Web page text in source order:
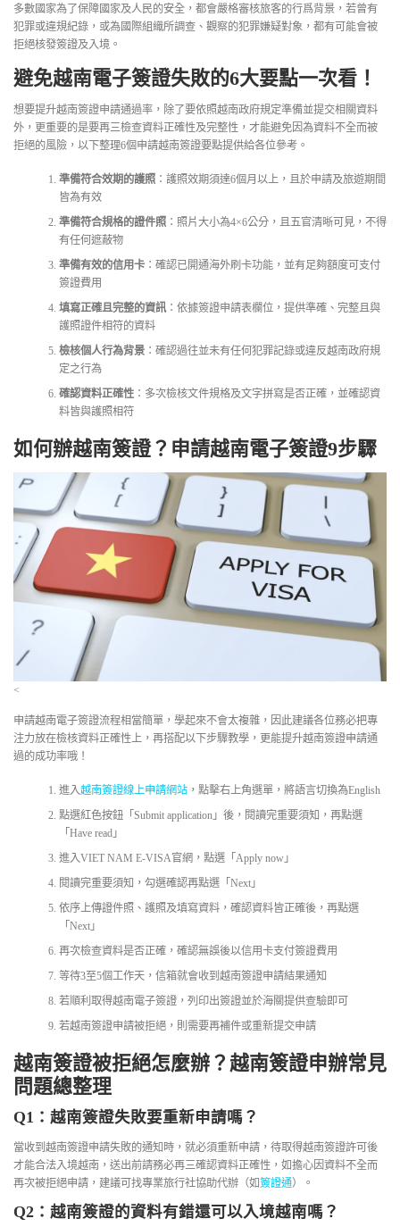
多數國家為了保障國家及人民的安全，都會嚴格審核旅客的行爲背景，若曾有
犯罪或違規紀錄，或為國際組織所調查、觀察的犯罪嫌疑對象，都有可能會被
拒絕核發簽證及入境。
避免越南電子簽證失敗的6大要點一次看！
想要提升越南簽證申請通過率，除了要依照越南政府規定準備並提交相關資料
外，更重要的是要再三檢查資料正確性及完整性，才能避免因為資料不全而被
拒絕的風險，以下整理6個申請越南簽證要點提供給各位參考。
準備符合效期的護照：護照效期須達6個月以上，且於申請及旅遊期間
皆為有效
準備符合規格的證件照：照片大小為4×6公分，且五官清晰可見，不得
有任何遮蔽物
準備有效的信用卡：確認已開通海外刷卡功能，並有足夠額度可支付
簽證費用
填寫正確且完整的資訊：依據簽證申請表欄位，提供準確、完整且與
護照證件相符的資料
檢核個人行為背景：確認過往並未有任何犯罪記錄或違反越南政府規
定之行為
確認資料正確性：多次檢核文件規格及文字拼寫是否正確，並確認資
料皆與護照相符
如何辦越南簽證？申請越南電子簽證9步驟
<
申請越南電子簽證流程相當簡單，學起來不會太複雜，因此建議各位務必把專
注力放在檢核資料正確性上，再搭配以下步驟教學，更能提升越南簽證申請通
過的成功率哦！
進入越南簽證線上申請網站，點擊右上角選單，將語言切換為English
點選紅色按鈕「Submit application」後，閱讀完重要須知，再點選
「Have read」
進入VIET NAM E-VISA官網，點選「Apply now」
閱讀完重要須知，勾選確認再點選「Next」
依序上傳證件照、護照及填寫資料，確認資料皆正確後，再點選
「Next」
再次檢查資料是否正確，確認無誤後以信用卡支付簽證費用
等待3至5個工作天，信箱就會收到越南簽證申請結果通知
若順利取得越南電子簽證，列印出簽證並於海關提供查驗即可
若越南簽證申請被拒絕，則需要再補件或重新提交申請
越南簽證被拒絕怎麼辦？越南簽證申辦常見
問題總整理
Q1：越南簽證失敗要重新申請嗎？
當收到越南簽證申請失敗的通知時，就必須重新申請，待取得越南簽證許可後
才能合法入境越南，送出前請務必再三確認資料正確性，如擔心因資料不全而
再次被拒絕申請，建議可找專業旅行社協助代辦（如 簽證通）。
Q2：越南簽證的資料有錯還可以入境越南嗎？